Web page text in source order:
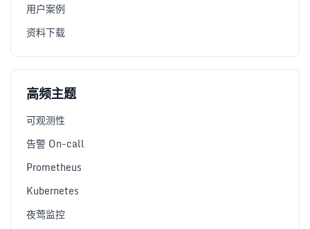
用户案例
资料下载
高频主题
可观测性
告警 On-call
Prometheus
Kubernetes
夜莺监控